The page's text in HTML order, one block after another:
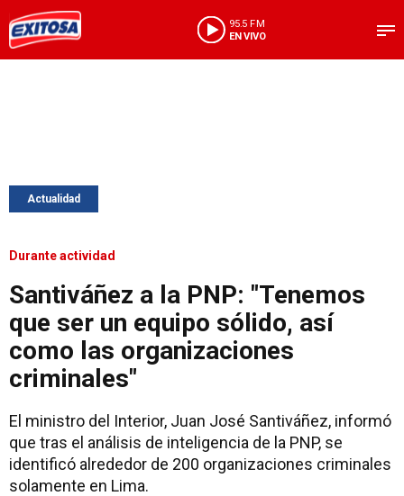
95.5 FM
EN VIVO
Actualidad
Durante actividad
Santiváñez a la PNP: "Tenemos
que ser un equipo sólido, así
como las organizaciones
criminales"
El ministro del Interior, Juan José Santiváñez, informó
que tras el análisis de inteligencia de la PNP, se
identificó alrededor de 200 organizaciones criminales
solamente en Lima.